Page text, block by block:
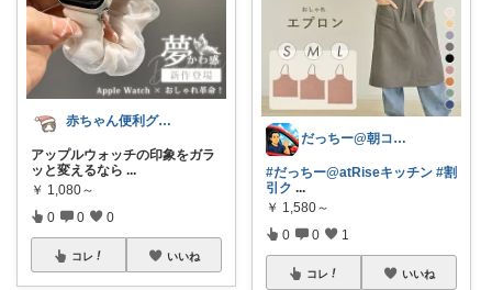
赤ちゃん便利グッズ♡
アップルウォッチの印象をガラ
ッと変えるなら ...
￥ 1,080～
0 0 0
コレ いいね
だっちー@朝コレ5時🚗カー用品探求家
#だっちー@atRiseキッチン #割
引ク ...
￥ 1,580～
0 0 1
コレ いいね